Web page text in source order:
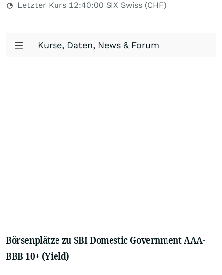
Letzter Kurs 12:40:00 SIX Swiss (CHF)
Kurse, Daten, News & Forum
Börsenplätze zu SBI Domestic Government AAA-
BBB 10+ (Yield)